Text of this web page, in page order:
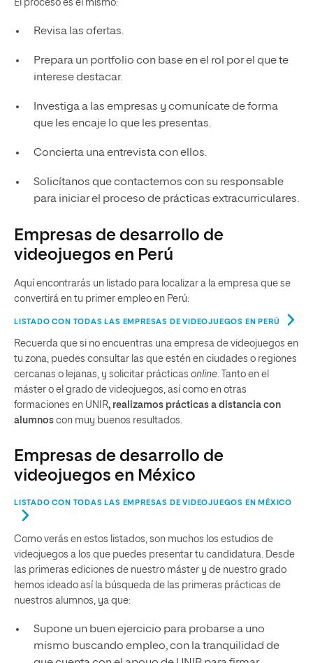
El proceso es el mismo:
Revisa las ofertas.
Prepara un portfolio con base en el rol por el que te
interese destacar.
Investiga a las empresas y comunícate de forma
que les encaje lo que les presentas.
Concierta una entrevista con ellos.
Solicítanos que contactemos con su responsable
para iniciar el proceso de prácticas extracurriculares.
Empresas de desarrollo de
videojuegos en Perú
Aquí encontrarás un listado para localizar a la empresa que se
convertirá en tu primer empleo en Perú:
LISTADO CON TODAS LAS EMPRESAS DE VIDEOJUEGOS EN PERÚ
Recuerda que si no encuentras una empresa de videojuegos en
tu zona, puedes consultar las que estén en ciudades o regiones
cercanas o lejanas, y solicitar prácticas online . Tanto en el
máster o el grado de videojuegos, así como en otras
formaciones en UNIR, realizamos prácticas a distancia con
alumnos con muy buenos resultados.
Empresas de desarrollo de
videojuegos en México
LISTADO CON TODAS LAS EMPRESAS DE VIDEOJUEGOS EN MÉXICO
Como verás en estos listados, son muchos los estudios de
videojuegos a los que puedes presentar tu candidatura. Desde
las primeras ediciones de nuestro máster y de nuestro grado
hemos ideado así la búsqueda de las primeras prácticas de
nuestros alumnos, ya que:
Supone un buen ejercicio para probarse a uno
mismo buscando empleo, con la tranquilidad de